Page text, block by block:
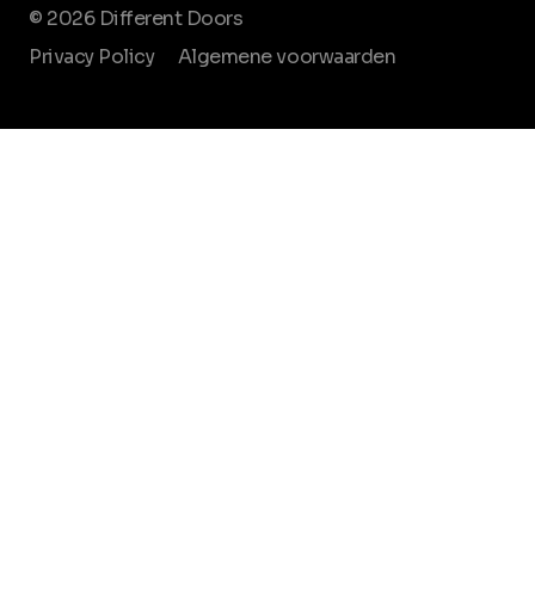
© 2026 Different Doors
Privacy Policy
Algemene voorwaarden